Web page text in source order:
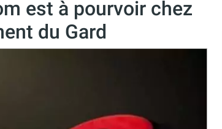
est à pourvoir chez
du Gard